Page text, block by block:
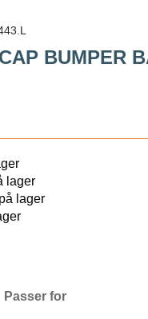
BUMPER
lager
lager
Passer for